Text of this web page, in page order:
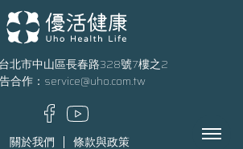
北市中山區長春路328號7樓之2
合作： service@uho.com.tw
關於我們 條款與政策 Menu